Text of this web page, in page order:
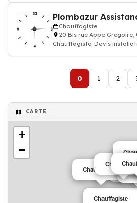
Plombazur
Chauffagiste
20 Bis rue Abbe Gregoire,
Chauffagiste: Devis
0 1 2
CARTE
Chauffagiste
Chauffagiste
+
−